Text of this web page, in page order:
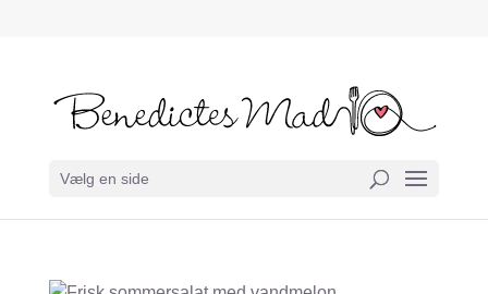
Vælg en side